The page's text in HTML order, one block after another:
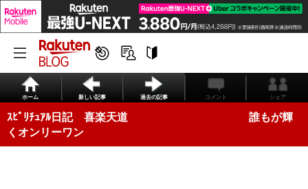
ホーム 新しい記事 過去の記事 コメント シェア
ｽﾋﾟﾘﾁｭｱﾙ日記 喜楽天道 誰もが輝
くオンリーワン